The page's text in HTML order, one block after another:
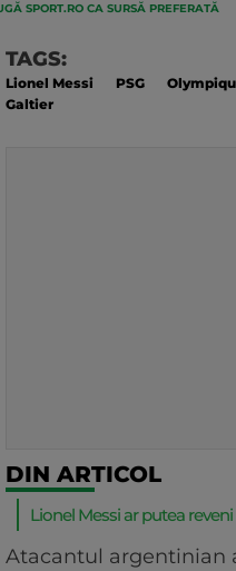
SPORT.RO CA SURSĂ PREFERATĂ
TAGS:
Lionel Messi PSG
Galtier
DIN ARTICOL
Lionel Messi ar putea
Atacantul argentinian